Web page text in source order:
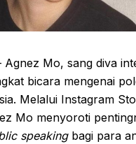
Agnez Mo, sang diva
bicara mengenai
Melalui Instagram
Mo menyoroti
speakingbagi para